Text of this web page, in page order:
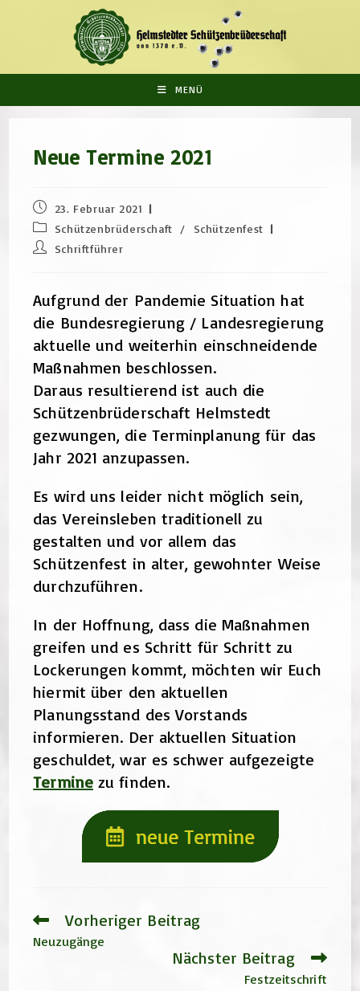
MENÜ
Neue Termine 2021
Beitrag
veröffentlicht:
23. Februar 2021
Beitrags-
Kategorie:
Schützenbrüderschaft /
Schützenfest
Beitrags-
Schriftführer
Aufgrund der Pandemie Situation hat
die Bundesregierung / Landesregierung
aktuelle und weiterhin einschneidende
Maßnahmen beschlossen.
Daraus resultierend ist auch die
Schützenbrüderschaft Helmstedt
gezwungen, die Terminplanung für das
Jahr 2021 anzupassen.
Es wird uns leider nicht möglich sein,
das Vereinsleben traditionell zu
gestalten und vor allem das
Schützenfest in alter, gewohnter Weise
durchzuführen.
In der Hoffnung, dass die Maßnahmen
greifen und es Schritt für Schritt zu
Lockerungen kommt, möchten wir Euch
hiermit über den aktuellen
Planungsstand des Vorstands
informieren. Der aktuellen Situation
geschuldet, war es schwer aufgezeigte
Terminezu finden.
Weitere
ansehen
Vorheriger Beitrag
Neuzugänge
Nächster Beitrag
Festzeitschrift